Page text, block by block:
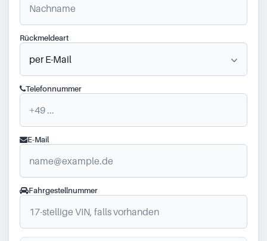
Rückmeldeart
Telefonnummer
E-Mail
Fahrgestellnummer